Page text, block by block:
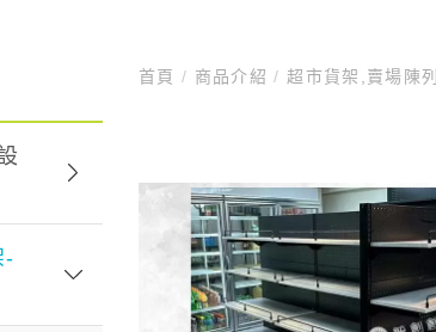
-
首頁/ 商品介紹/ 超市貨架,賣場陳